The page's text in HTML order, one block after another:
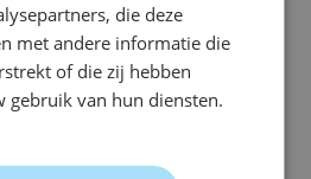
die deze
met andere informatie die
of die zij hebben
gebruik van hun diensten.